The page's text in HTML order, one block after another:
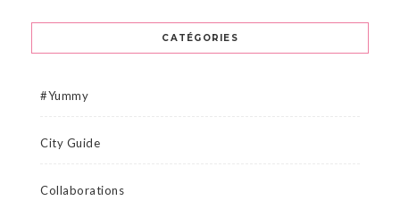
CATÉGORIES
#Yummy
City Guide
Collaborations